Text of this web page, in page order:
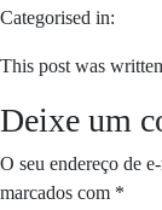
Categorised in:
This post was
Deixe um
O seu endereço de
marcados com *